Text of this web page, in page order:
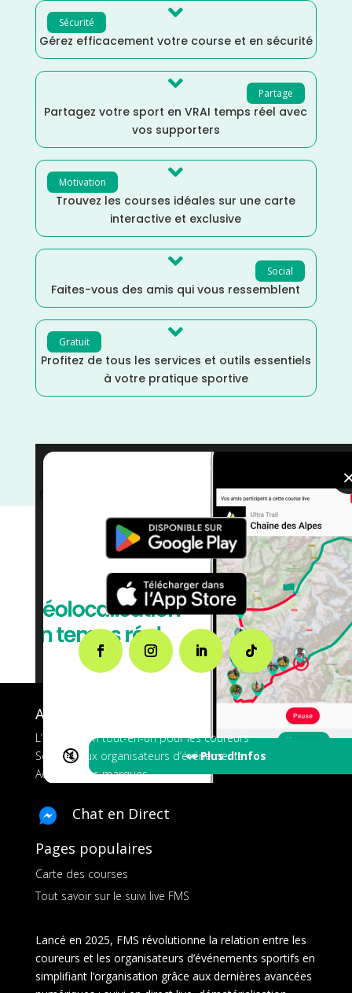
Sécurité 
Gérez efficacement votre course et en sécurité
Partage

Partagez votre sport en VRAI temps réel avec
vos supporters
Motivation 
Trouvez les courses idéales sur une carte
interactive et exclusive
Social

Faites-vous des amis qui vous ressemblent
Gratuit 
Profitez de tous les services et outils essentiels
à votre pratique sportive
🔇 👀 Plus d'Infos
Trail
Dénivelé Montagne
Auvergne Rhône Alpes
A propos de FMS
L’application tout-en-un pour les coureurs
Services aux organisateurs d’événements
Ads pour les marques
Chat en Direct
Pages populaires
Carte des courses
Tout savoir sur le suivi live FMS
Lancé en 2025, FMS révolutionne la relation entre les
coureurs et les organisateurs d’événements sportifs en
simplifiant l’organisation grâce aux dernières avancées